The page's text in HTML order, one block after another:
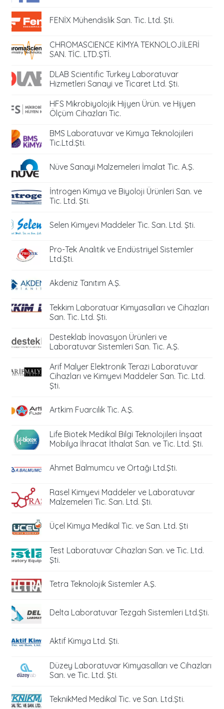
FENİX Mühendislik San. Tic. Ltd. Şti.
CHROMASCIENCE KİMYA TEKNOLOJİLERİ
SAN. TİC. LTD.ŞTİ.
DLAB Scientific Turkey Laboratuvar
Hizmetleri Sanayi ve Ticaret Ltd. Şti.
HFS Mikrobiyolojik Hijyen Ürün. ve Hijyen
Ölçüm Cihazları Tic.
BMS Laboratuvar ve Kimya Teknolojileri
Tic.Ltd.Şti.
Nüve Sanayi Malzemeleri İmalat Tic. A.Ş.
İntrogen Kimya ve Biyoloji Ürünleri San. ve
Tic. Ltd. Şti.
Selen Kimyevi Maddeler Tic. San. Ltd. Şti.
Pro-Tek Analitik ve Endüstriyel Sistemler
Ltd.Şti.
Akdeniz Tanıtım A.Ş.
Tekkim Laboratuar Kimyasalları ve Cihazları
San. Tic. Ltd. Şti.
Desteklab İnovasyon Ürünleri ve
Laboratuvar Sistemleri San. Tic. A.Ş.
Arif Malyer Elektronik Terazi Laboratuvar
Cihazları ve Kimyevi Maddeler San. Tic. Ltd.
Şti.
Artkim Fuarcılık Tic. A.Ş.
Life Biotek Medikal Bilgi Teknolojileri İnşaat
Mobilya İhracat İthalat San. ve Tic. Ltd. Şti.
Ahmet Balmumcu ve Ortağı Ltd.Şti.
Rasel Kimyevi Maddeler ve Laboratuvar
Malzemeleri Tic. San. Ltd. Şti.
Üçel Kimya Medikal Tic. ve San. Ltd. Şti
Test Laboratuvar Cihazları San. ve Tic. Ltd.
Şti.
Tetra Teknolojik Sistemler A.Ş.
Delta Laboratuvar Tezgah Sistemleri Ltd.Şti.
Aktif Kimya Ltd. Şti.
Düzey Laboratuvar Kimyasalları ve Cihazları
San. ve Tic. Ltd. Şti.
TeknikMed Medikal Tic. ve San. Ltd.Şti.